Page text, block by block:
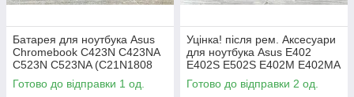
Батарея для ноутбука Asus
Chromebook C423N C423NA
C523N C523NA (C21N1808
0B200-03060000) Знос до
20% бу#
Готово до відправки 1 од.
Уцінка! після рем. Аксесуари
для ноутбука Asus E402
E402S E502S E402M E402MA
E402SA (B21N1505) Знос 5-
20% б/в #
Готово до відправки 2 од.